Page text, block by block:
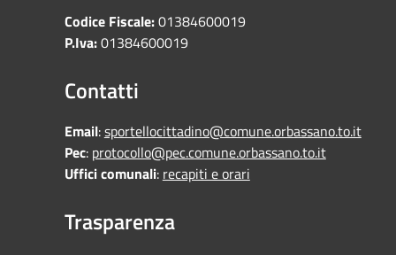
Codice Fiscale:01384600019
P.Iva:01384600019
Contatti
Email:sportellocittadino@comune.orbassano.to.it
Pec: protocollo@pec.comune.orbassano.to.it
Uffici comunali: recapiti e orari
Trasparenza